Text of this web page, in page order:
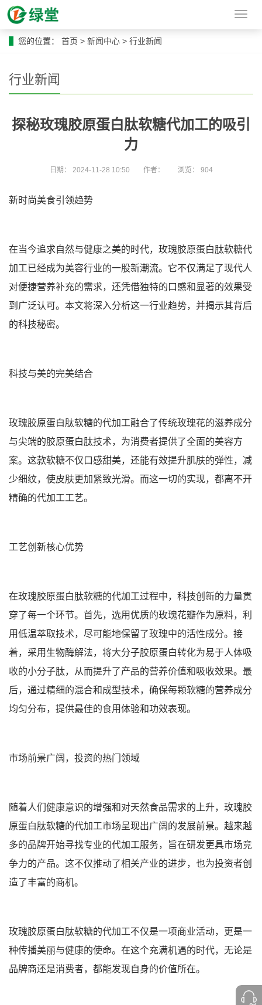
导
您的位置： 首页 > 新闻中心 > 行业新闻
行业新闻
探秘玫瑰胶原蛋白肽软糖代加工的吸引
力
日期： 2024-11-28 10:50 作者： 浏览： 904
新时尚美食引领趋势
在当今追求自然与健康之美的时代，玫瑰胶原蛋白肽软糖代
加工已经成为美容行业的一股新潮流。它不仅满足了现代人
对便捷营养补充的需求，还凭借独特的口感和显著的效果受
到广泛认可。本文将深入分析这一行业趋势，并揭示其背后
的科技秘密。
科技与美的完美结合
玫瑰胶原蛋白肽软糖的代加工融合了传统玫瑰花的滋养成分
与尖端的胶原蛋白肽技术，为消费者提供了全面的美容方
案。这款软糖不仅口感甜美，还能有效提升肌肤的弹性，减
少细纹，使皮肤更加紧致光滑。而这一切的实现，都离不开
精确的代加工工艺。
工艺创新核心优势
在玫瑰胶原蛋白肽软糖的代加工过程中，科技创新的力量贯
穿了每一个环节。首先，选用优质的玫瑰花瓣作为原料，利
用低温萃取技术，尽可能地保留了玫瑰中的活性成分。接
着，采用生物酶解法，将大分子胶原蛋白转化为易于人体吸
收的小分子肽，从而提升了产品的营养价值和吸收效果。最
后，通过精细的混合和成型技术，确保每颗软糖的营养成分
均匀分布，提供最佳的食用体验和功效表现。
市场前景广阔，投资的热门领域
随着人们健康意识的增强和对天然食品需求的上升，玫瑰胶
原蛋白肽软糖的代加工市场呈现出广阔的发展前景。越来越
多的品牌开始寻找专业的代加工服务，旨在研发更具市场竞
争力的产品。这不仅推动了相关产业的进步，也为投资者创
造了丰富的商机。
玫瑰胶原蛋白肽软糖的代加工不仅是一项商业活动，更是一
种传播美丽与健康的使命。在这个充满机遇的时代，无论是
品牌商还是消费者，都能发现自身的价值所在。